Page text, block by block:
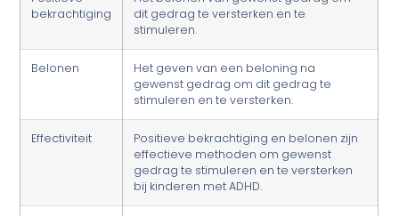
bekrachtiging
dit gedrag te versterken en te
stimuleren.
Belonen
Het geven van een beloning na
gewenst gedrag om dit gedrag te
stimuleren en te versterken.
Effectiviteit
Positieve bekrachtiging en belonen zijn
effectieve methoden om gewenst
gedrag te stimuleren en te versterken
bij kinderen met ADHD.